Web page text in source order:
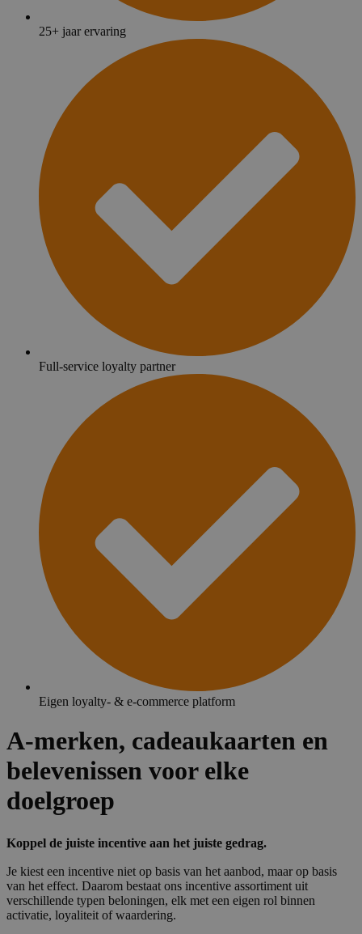
25+ jaar ervaring
Full-service loyalty partner
Eigen loyalty- & e-commerce platform
A-merken, cadeaukaarten en
belevenissen voor elke
doelgroep
Koppel de juiste incentive aan het juiste gedrag.
Je kiest een incentive niet op basis van het aanbod, maar op basis
van het effect. Daarom bestaat ons incentive assortiment uit
verschillende typen beloningen, elk met een eigen rol binnen
activatie, loyaliteit of waardering.